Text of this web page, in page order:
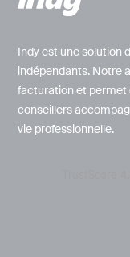
Indy est une solution
indépendants. Notre
facturation et permet
conseillers
vie professionnelle.